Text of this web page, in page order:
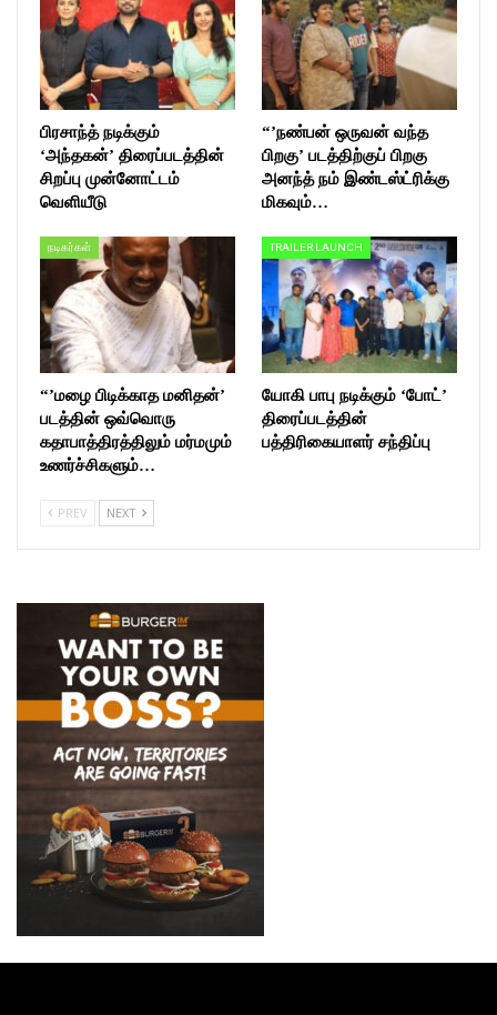
பிரசாந்த் நடிக்கும்
‘அந்தகன்’ திரைப்படத்தின்
சிறப்பு முன்னோட்டம்
வெளியீடு
“’நண்பன் ஒருவன் வந்த
பிறகு’ படத்திற்குப் பிறகு
அனந்த் நம் இண்டஸ்ட்ரிக்கு
மிகவும்…
நடிகர்கள்
“’மழை பிடிக்காத மனிதன்’
படத்தின் ஒவ்வொரு
கதாபாத்திரத்திலும் மர்மமும்
உணர்ச்சிகளும்…
TRAILER LAUNCH
யோகி பாபு நடிக்கும் ‘போட்’
திரைப்படத்தின்
பத்திரிகையாளர் சந்திப்பு
PREV NEXT